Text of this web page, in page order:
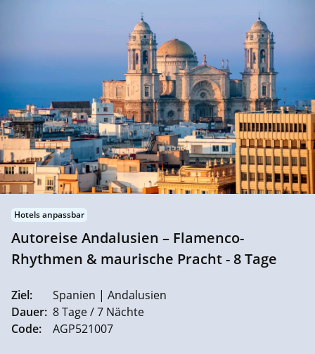
Hotels anpassbar
Autoreise Andalusien – Flamenco-
Rhythmen & maurische Pracht - 8 Tage
Ziel:
Spanien | Andalusien
Dauer: 8 Tage / 7 Nächte
Code:
AGP521007